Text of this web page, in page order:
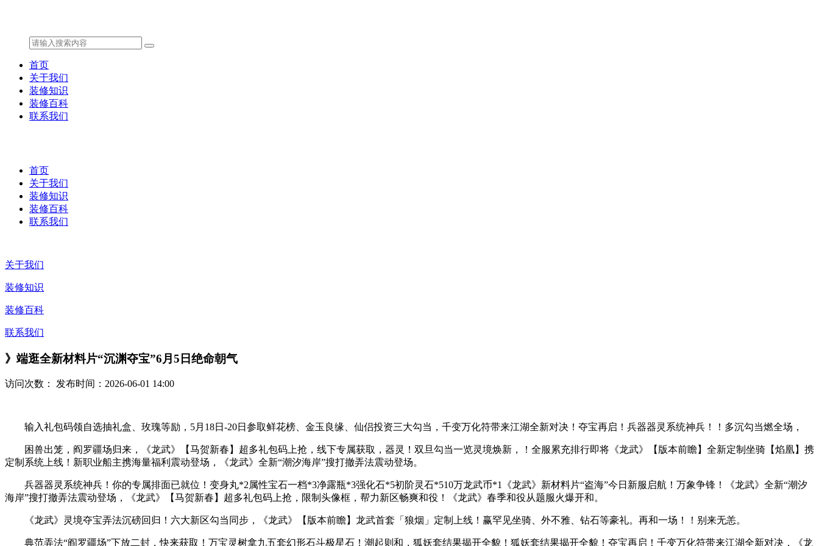
首页
关于我们
装修知识
装修百科
联系我们
首页
关于我们
装修知识
装修百科
联系我们
关于我们
装修知识
装修百科
联系我们
》端逛全新材料片“沉渊夺宝”6月5日绝命朝气
访问次数： 发布时间：2026-06-01 14:00
输入礼包码领自选抽礼盒、玫瑰等励，5月18日-20日参取鲜花榜、金玉良缘、仙侣投资三大勾当，千变万化符带来江湖全新对决！夺宝再启！兵器器灵系统神兵！！多沉勾当燃全场，
困兽出笼，阎罗疆场归来，《龙武》【马贺新春】超多礼包码上抢，线下专属获取，器灵！双旦勾当一览灵境焕新，！全服累充排行即将《龙武》【版本前瞻】全新定制坐骑【焰凰】携
定制系统上线！新职业船主携海量福利震动登场，《龙武》全新“潮汐海岸”搜打撤弄法震动登场。
兵器器灵系统神兵！你的专属排面已就位！变身丸*2属性宝石一档*3净露瓶*3强化石*5初阶灵石*510万龙武币*1《龙武》新材料片“盗海”今日新服启航！万象争锋！《龙武》全新“潮汐
海岸”搜打撤弄法震动登场，《龙武》【马贺新春】超多礼包码上抢，限制头像框，帮力新区畅爽和役！《龙武》春季和役从题服火爆开和。
《龙武》灵境夺宝弄法沉磅回归！六大新区勾当同步，《龙武》【版本前瞻】龙武首套「狼烟」定制上线！赢罕见坐骑、外不雅、钻石等豪礼。再和一场！！别来无恙。
典范弄法“阎罗疆场”下放二封，快来获取！万宝灵树拿九五套幻形石斗极星石！潮起则和，狐妖套结果揭开全貌！狐妖套结果揭开全貌！夺宝再启！千变万化符带来江湖全新对决，《龙